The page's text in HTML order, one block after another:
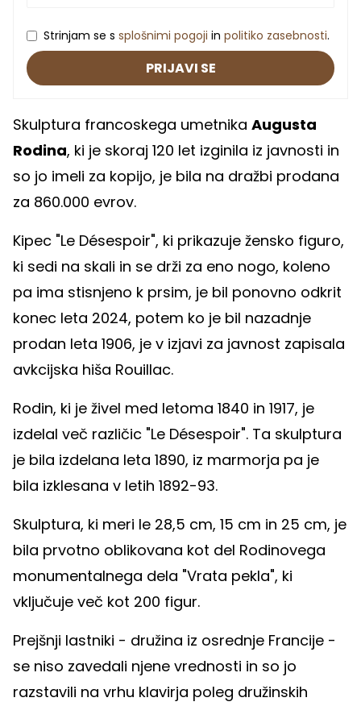
Strinjam se s splošnimi pogoji in politiko zasebnosti.
PRIJAVI SE
Skulptura francoskega umetnika Augusta
Rodina, ki je skoraj 120 let izginila iz javnosti in
so jo imeli za kopijo, je bila na dražbi prodana
za 860.000 evrov.
Kipec "Le Désespoir", ki prikazuje žensko figuro,
ki sedi na skali in se drži za eno nogo, koleno
pa ima stisnjeno k prsim, je bil ponovno odkrit
konec leta 2024, potem ko je bil nazadnje
prodan leta 1906, je v izjavi za javnost zapisala
avkcijska hiša Rouillac.
Rodin, ki je živel med letoma 1840 in 1917, je
izdelal več različic "Le Désespoir". Ta skulptura
je bila izdelana leta 1890, iz marmorja pa je
bila izklesana v letih 1892-93.
Skulptura, ki meri le 28,5 cm, 15 cm in 25 cm, je
bila prvotno oblikovana kot del Rodinovega
monumentalnega dela "Vrata pekla", ki
vključuje več kot 200 figur.
Prejšnji lastniki - družina iz osrednje Francije -
se niso zavedali njene vrednosti in so jo
razstavili na vrhu klavirja poleg družinskih